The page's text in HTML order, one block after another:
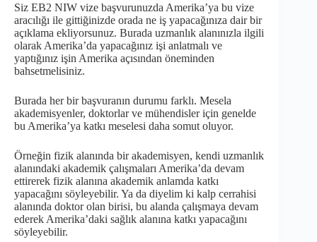
Siz EB2 NIW vize başvurunuzda Amerika’ya bu vize
aracılığı ile gittiğinizde orada ne iş yapacağınıza dair bir
açıklama ekliyorsunuz. Burada uzmanlık alanınızla ilgili
olarak Amerika’da yapacağınız işi anlatmalı ve
yaptığınız işin Amerika açısından öneminden
bahsetmelisiniz.
Burada her bir başvuranın durumu farklı. Mesela
akademisyenler, doktorlar ve mühendisler için genelde
bu Amerika’ya katkı meselesi daha somut oluyor.
Örneğin fizik alanında bir akademisyen, kendi uzmanlık
alanındaki akademik çalışmaları Amerika’da devam
ettirerek fizik alanına akademik anlamda katkı
yapacağını söyleyebilir. Ya da diyelim ki kalp cerrahisi
alanında doktor olan birisi, bu alanda çalışmaya devam
ederek Amerika’daki sağlık alanına katkı yapacağını
söyleyebilir.